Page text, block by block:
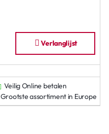
Verlanglijst
Veilig Online betalen
Grootste assortiment in Europe